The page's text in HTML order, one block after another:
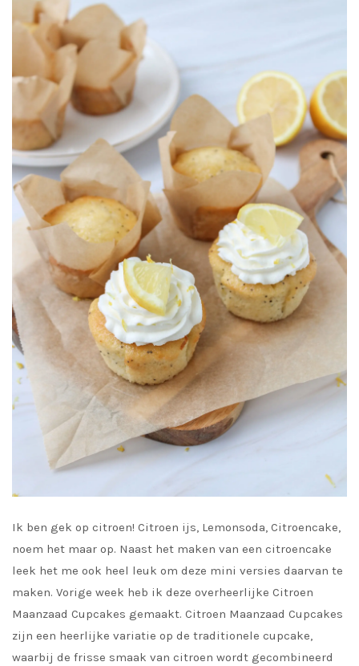
Ik ben gek op citroen! Citroen ijs, Lemonsoda, Citroencake,
noem het maar op. Naast het maken van een citroencake
leek het me ook heel leuk om deze mini versies daarvan te
maken. Vorige week heb ik deze overheerlijke Citroen
Maanzaad Cupcakes gemaakt. Citroen Maanzaad Cupcakes
zijn een heerlijke variatie op de traditionele cupcake,
waarbij de frisse smaak van citroen wordt gecombineerd